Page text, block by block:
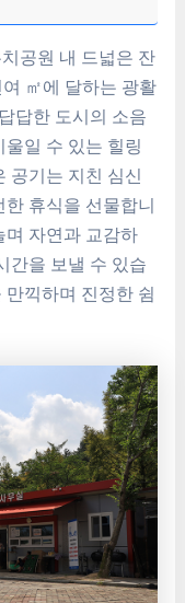
공원 내 드넓은 잔
㎡에 달하는 광활
답한 도시의 소음
일 수 있는 힐링
공기는 지친 심신
휴식을 선물합니
자연과 교감하
간을 보낼 수 있습
끽하며 진정한 쉼